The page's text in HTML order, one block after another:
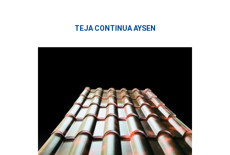
TEJA CONTINUA AYSEN